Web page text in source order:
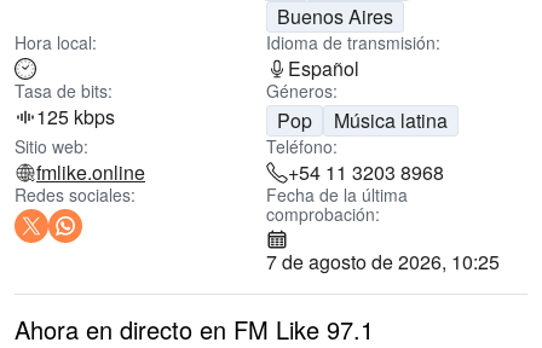
Buenos Aires
Hora local: Idioma de transmisión:
Español
Tasa de bits:
125 kbps
Géneros:
Pop Música latina
Sitio web:
fmlike.online
Teléfono:
+54 11 3203 8968
Redes sociales:
Fecha de la última
comprobación:
7 de agosto de 2026, 10:25
Ahora en directo en FM Like 97.1